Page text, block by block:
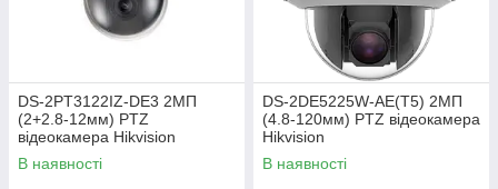
DS-2PT3122IZ-DE3 2МП
(2+2.8-12мм) PTZ
відеокамера Hikvision
В наявності
DS-2DE5225W-AE(T5) 2МП
(4.8-120мм) PTZ відеокамера
Hikvision
В наявності